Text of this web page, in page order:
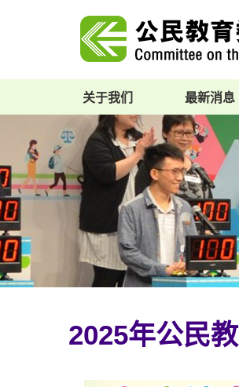
关于我们 最新消息
2025年公民